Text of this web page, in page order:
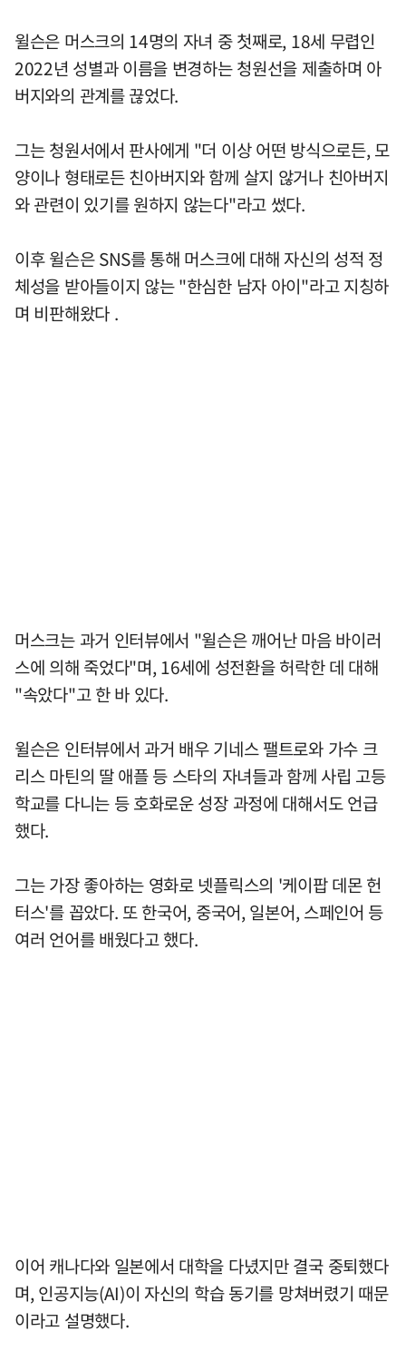
윌슨은 머스크의 14명의 자녀 중 첫째로, 18세 무렵인
2022년 성별과 이름을 변경하는 청원선을 제출하며 아
버지와의 관계를 끊었다.
그는 청원서에서 판사에게 "더 이상 어떤 방식으로든, 모
양이나 형태로든 친아버지와 함께 살지 않거나 친아버지
와 관련이 있기를 원하지 않는다"라고 썼다.
이후 윌슨은 SNS를 통해 머스크에 대해 자신의 성적 정
체성을 받아들이지 않는 "한심한 남자 아이"라고 지칭하
며 비판해왔다 .
머스크는 과거 인터뷰에서 "윌슨은 깨어난 마음 바이러
스에 의해 죽었다"며, 16세에 성전환을 허락한 데 대해
"속았다"고 한 바 있다.
윌슨은 인터뷰에서 과거 배우 기네스 팰트로와 가수 크
리스 마틴의 딸 애플 등 스타의 자녀들과 함께 사립 고등
학교를 다니는 등 호화로운 성장 과정에 대해서도 언급
했다.
그는 가장 좋아하는 영화로 넷플릭스의 '케이팝 데몬 헌
터스'를 꼽았다. 또 한국어, 중국어, 일본어, 스페인어 등
여러 언어를 배웠다고 했다.
이어 캐나다와 일본에서 대학을 다녔지만 결국 중퇴했다
며, 인공지능(AI)이 자신의 학습 동기를 망쳐버렸기 때문
이라고 설명했다.